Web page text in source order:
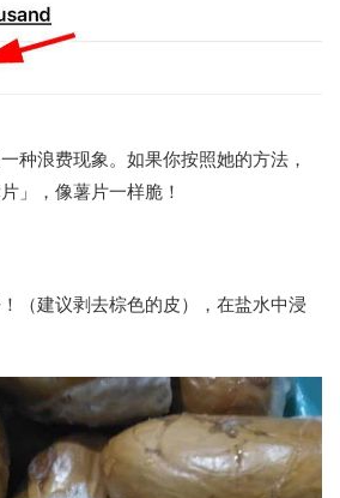
种浪费现象。如果你按照她的方法，
」，像薯片一样脆！
（建议剥去棕色的皮），在盐水中浸